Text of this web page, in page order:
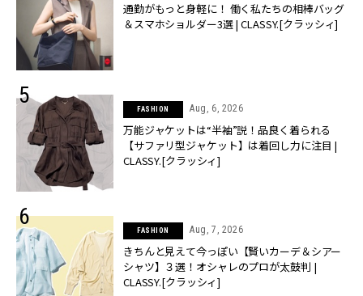
通勤がもっと身軽に！ 働く私たちの相棒バッグ
＆スマホショルダー3選 | CLASSY.[クラッシィ]
FASHION Aug, 6, 2026
万能ジャケットは“半袖”説！品良く着られる
【サファリ型ジャケット】は着回し力に注目 |
CLASSY.[クラッシィ]
FASHION Aug, 7, 2026
きちんと見えて今っぽい【賢いカーデ＆シアー
シャツ】３選！オシャレのプロが太鼓判 |
CLASSY.[クラッシィ]